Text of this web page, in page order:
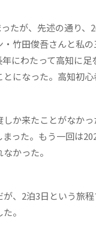
たが、先述の通り
竹田俊吾さんと私
にわたって高知に
になった。高知初心
か来たことがなか
った。もう一回は
かった。
、2泊3日という旅
。